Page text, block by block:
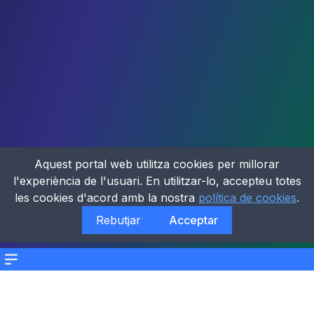
Menu
Aquest portal web utilitza cookies per millorar
l'experiència de l'usuari. En utilitzar-lo, accepteu totes
les cookies d'acord amb la nostra política de cookies.
Rebutjar
Acceptar